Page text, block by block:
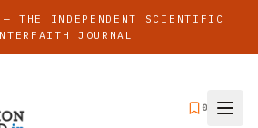
— THE INDEPENDENT SCIENTIFIC
JOURNAL
0